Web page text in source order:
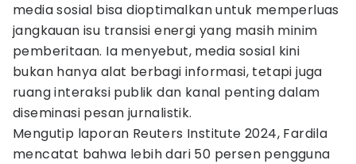
media sosial bisa dioptimalkan untuk memperluas
jangkauan isu transisi energi yang masih minim
pemberitaan. Ia menyebut, media sosial kini
bukan hanya alat berbagi informasi, tetapi juga
ruang interaksi publik dan kanal penting dalam
diseminasi pesan jurnalistik.
Mengutip laporan Reuters Institute 2024, Fardila
mencatat bahwa lebih dari 50 persen pengguna